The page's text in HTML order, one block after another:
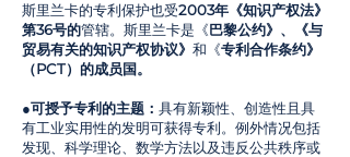
斯里兰卡的专利保护也受2003年《知识产权法》
第36号的管辖。斯里兰卡是《巴黎公约》、《与
贸易有关的知识产权协议》 和《专利合作条约》
（PCT）的成员国。
●可授予专利的主题： 具有新颖性、创造性且具
有工业实用性的发明可获得专利。例外情况包括
发现、科学理论、数学方法以及违反公共秩序或